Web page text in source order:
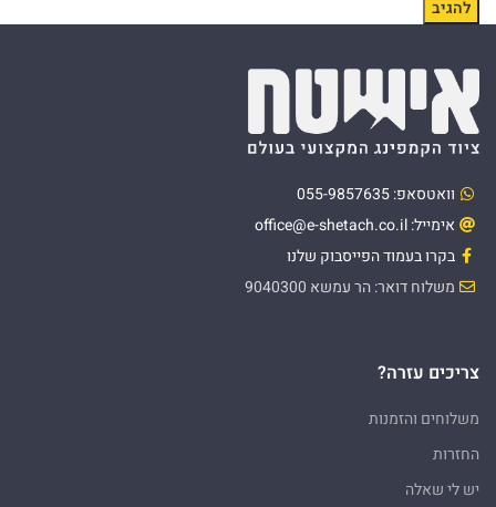
וואטסאפ: 055-9857635
אימייל: office@e-shetach.co.il
בקרו בעמוד הפייסבוק שלנו
משלוח דואר: הר עמשא 9040300
צריכים עזרה?
משלוחים והזמנות
החזרות
יש לי שאלה